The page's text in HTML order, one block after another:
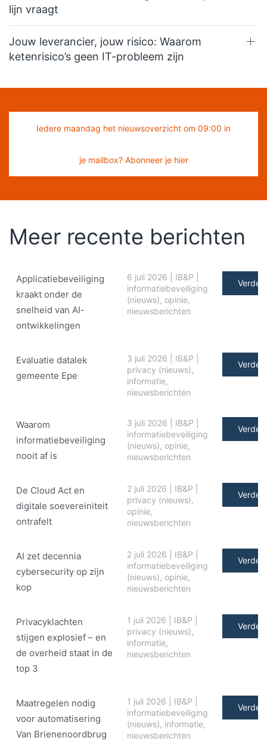
lijn vraagt
Jouw leverancier, jouw risico: Waarom
ketenrisico’s geen IT-probleem zijn
Iedere maandag het nieuwsoverzicht om 09:00 in
je mailbox? Abonneer je hier
Meer recente berichten
Applicatiebeveiliging
kraakt onder de
snelheid van AI-
ontwikkelingen
6 juli 2026 IB&P
informatiebeveiliging
(nieuws), opinie,
nieuwsberichten
Verder
Evaluatie datalek
gemeente Epe
3 juli 2026 IB&P
privacy (nieuws),
informatie,
nieuwsberichten
Verder
Waarom
informatiebeveiliging
nooit af is
3 juli 2026 IB&P
informatiebeveiliging
(nieuws), opinie,
nieuwsberichten
Verder
De Cloud Act en
digitale soe­ve­rei­ni­teit
ontrafelt
2 juli 2026 IB&P
privacy (nieuws),
opinie,
nieuwsberichten
Verder
AI zet decennia
cybersecurity op zijn
kop
2 juli 2026 IB&P
informatiebeveiliging
(nieuws), opinie,
nieuwsberichten
Verder
Privacyklachten
stijgen explosief – en
de overheid staat in de
top 3
1 juli 2026 IB&P
privacy (nieuws),
informatie,
nieuwsberichten
Verder
Maatregelen nodig
voor automatisering
Van Brienenoordbrug
1 juli 2026 IB&P
informatiebeveiliging
(nieuws), informatie,
nieuwsberichten
Verder